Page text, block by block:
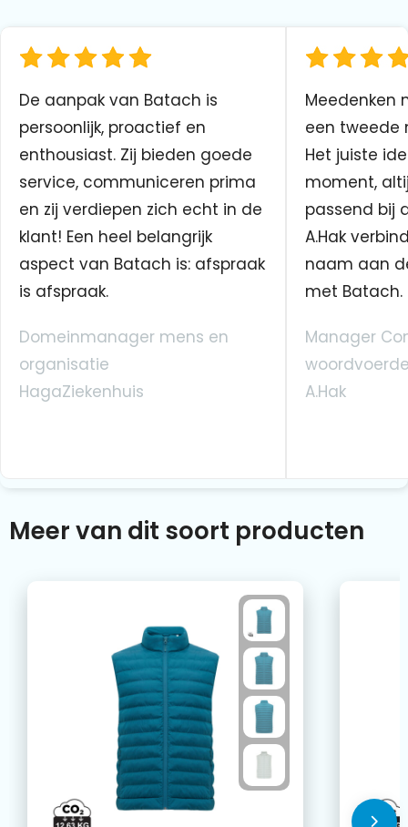
De aanpak van Batach is
persoonlijk, proactief en
enthousiast. Zij bieden goede
service, communiceren prima
en zij verdiepen zich echt in de
klant! Een heel belangrijk
aspect van Batach is: afspraak
is afspraak.
Domeinmanager mens en
organisatie
HagaZiekenhuis
Meedenken
een tweede
Het juiste
moment,
passend bij
A.Hak
naam aan
met Batach.
Manager
A.Hak
Meer van dit soort producten